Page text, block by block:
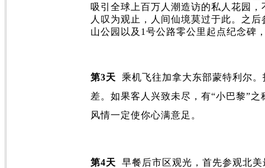
吸引全球上百万人潮造访的私人花园
人叹为观止，人间仙境莫过于此。之
山公园以及 1 号公路零公里起点纪念碑
第3天
乘机飞往加拿大东部蒙特利尔
差。如果客人兴致未尽，有“小巴黎”之
风情一定使你心满意足。
第4天
早餐后市区观光，首先参观北